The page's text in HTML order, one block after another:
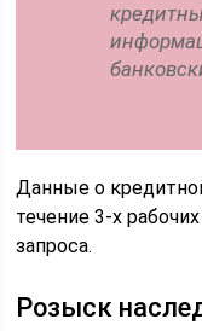
Данные о
течение 3-х
запроса.
Розыск